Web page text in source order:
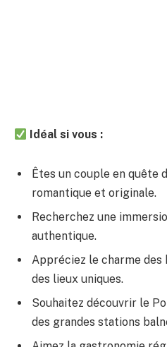
Idéal si vous :
Êtes un couple en quête
romantique et originale.
Recherchez une
authentique.
Appréciez le charme
des lieux uniques.
Souhaitez découvrir le
des grandes stations